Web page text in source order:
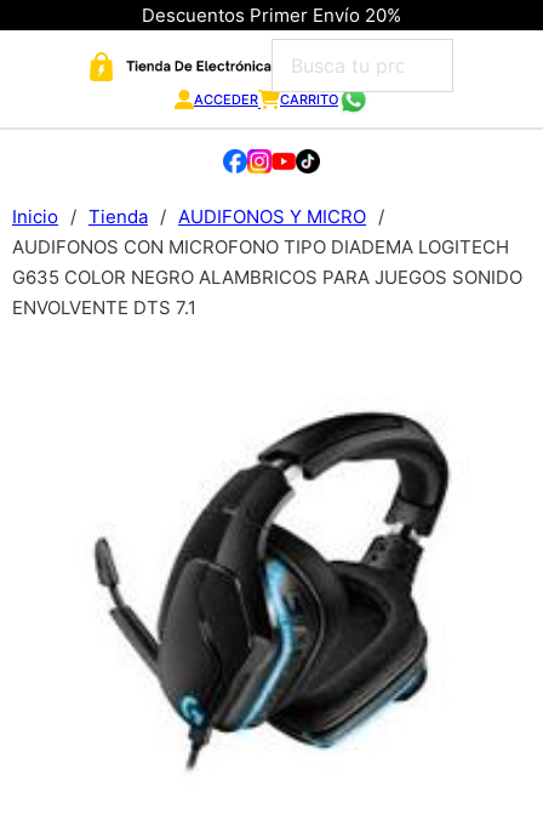
Descuentos Primer Envío 20%
ACCEDER CARRITO
Inicio / Tienda / AUDIFONOS Y MICRO /
AUDIFONOS CON MICROFONO TIPO DIADEMA LOGITECH
G635 COLOR NEGRO ALAMBRICOS PARA JUEGOS SONIDO
ENVOLVENTE DTS 7.1